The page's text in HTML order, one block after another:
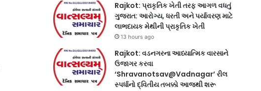
Rajkot: પ્રાકૃતિક ખેતી તરફ આગળ વધતું
ગુજરાત: આરોગ્ય, ધરતી અને પર્યાવરણ માટે
લાભદાયક મેથીની પ્રાકૃતિક ખેતી
13 hours ago
Rajkot: વડનગરના આધ્યાત્મિક વારસાને
ઉજાગર કરવા
‘Shravanotsav@Vadnagar’ રીલ
સ્પર્ધાનો દ્વિતીય તબક્કો આજથી શરૂ